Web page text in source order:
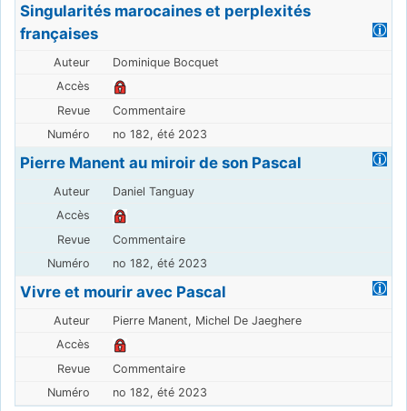
Singularités marocaines et perplexités
françaises
Dominique Bocquet
Commentaire
no 182, été 2023
Pierre Manent au miroir de son Pascal
Daniel Tanguay
Commentaire
no 182, été 2023
Vivre et mourir avec Pascal
Pierre Manent, Michel De Jaeghere
Commentaire
no 182, été 2023